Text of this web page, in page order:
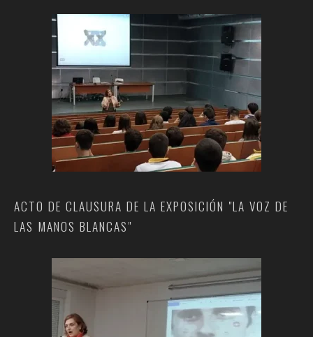
ACTO DE CLAUSURA DE LA EXPOSICIÓN "LA VOZ DE
LAS MANOS BLANCAS"